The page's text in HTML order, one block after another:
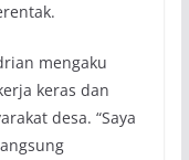
mengaku
keras dan
desa. “Saya